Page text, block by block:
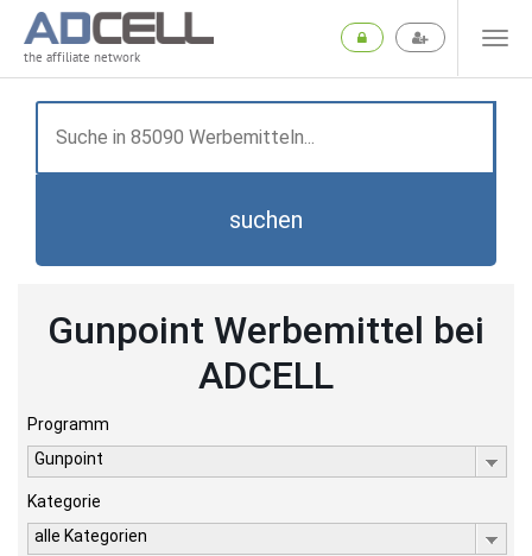
the affiliate network
suchen
Gunpoint Werbemittel bei
ADCELL
Programm
Gunpoint
Kategorie
alle Kategorien